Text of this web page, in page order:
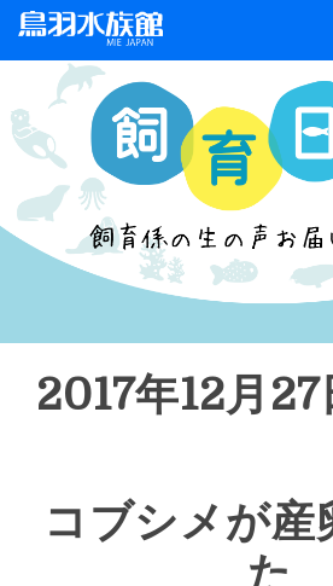
2017年12月27
コブシメが産
た